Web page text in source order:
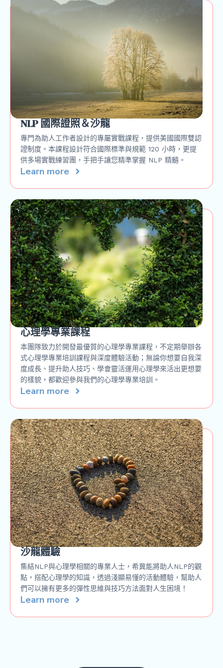
NLP 國際證照＆沙龍
專門為助人工作者設計的專屬實戰課程，提供美國國際雙認
證制度。本課程設計符合國際標準與規範 120 小時，更提
供多場實戰練習團，手把手讓您精準掌握 NLP 精髓。
Learn more
心理學專業課程
本團隊致力於開發最優質的心理學專業課程，不定期舉辦各
式心理學專業培訓課程與深度體驗活動；無論你想要自我深
度成長、提升助人技巧、學會靈活運用心理學來活出更想要
的樣貌，都歡迎參與我們的心理學專業培訓。
Learn more
沙龍體驗
集結NLP與心理學相關的專業人士，希冀能將助人NLP的觀
點，搭配心理學的知識，透過淺顯易懂的活動體驗，幫助人
們可以擁有更多的彈性思維與技巧方法面對人生困境！
Learn more